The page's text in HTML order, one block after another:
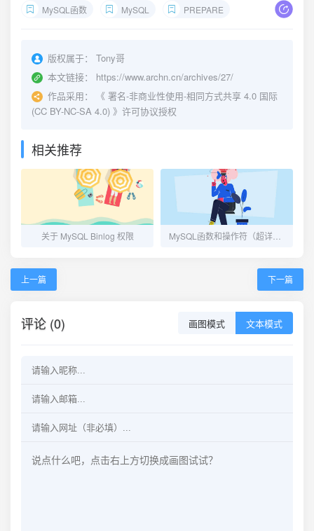
MySQL函数 MySQL PREPARE
版权属于：
Tony哥
本文链接：
https://www.archn.cn/archives/27/
作品采用：
《 署名-非商业性使用-相同方式共享 4.0 国际
(CC BY-NC-SA 4.0) 》许可协议授权
相关推荐
关于 MySQL Binlog 权限
上一篇 下一篇
评论 (0) 画图模式 文本模式